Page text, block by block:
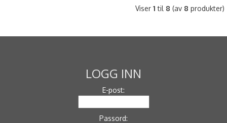
Viser 1 til 8 (av 8 produkter)
LOGG INN
E-post:
Passord: